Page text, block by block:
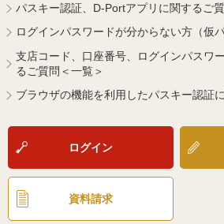
パスキー認証、D-Portアプリに関するご
ログインパスワードが分からない方（仮
支店コード、口座番号、ログインパスワ
るご質問＜一覧＞
ブラウザの機能を利用したパスキー認証
ログイン
資料請求